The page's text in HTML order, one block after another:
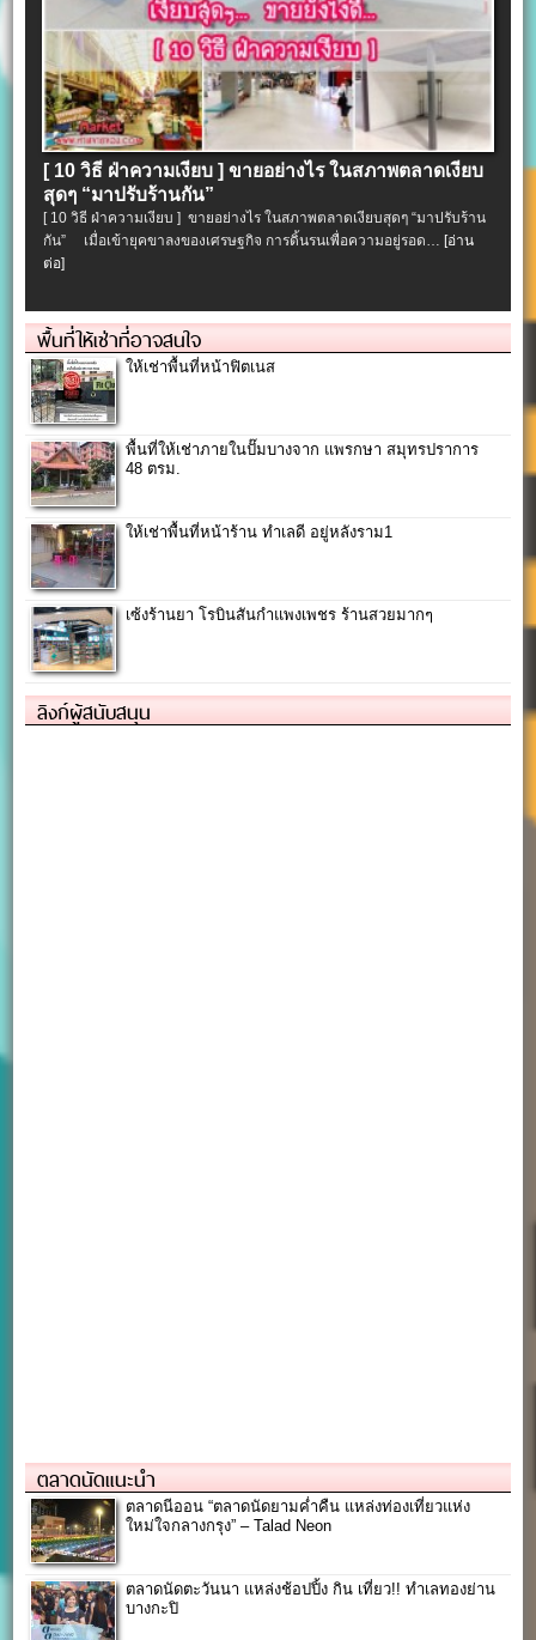
[ 10 วิธี ฝ่าความเงียบ ] ขายอย่างไร ในสภาพตลาดเงียบ
สุดๆ “มาปรับร้านกัน”
[ 10 วิธี ฝ่าความเงียบ ] ขายอย่างไร ในสภาพตลาดเงียบสุดๆ “มาปรับร้าน
กัน” เมื่อเข้ายุคขาลงของเศรษฐกิจ การดิ้นรนเพื่อความอยู่รอด…[อ่าน
ต่อ]
พื้นที่ให้เช่าที่อาจสนใจ
ให้เช่าพื้นที่หน้าฟิตเนส
พื้นที่ให้เช่าภายในปั๊มบางจาก แพรกษา สมุทรปราการ
48 ตรม.
ให้เช่าพื้นที่หน้าร้าน ทำเลดี อยู่หลังราม1
เซ้งร้านยา โรบินสันกำแพงเพชร ร้านสวยมากๆ
ลิงก์ผู้สนับสนุน
ตลาดนัดแนะนำ
ตลาดนีออน “ตลาดนัดยามค่ำคืน แหล่งท่องเที่ยวแห่ง
ใหม่ใจกลางกรุง” – Talad Neon
ตลาดนัดตะวันนา แหล่งช้อปปิ้ง กิน เที่ยว!! ทำเลทองย่าน
บางกะปิ